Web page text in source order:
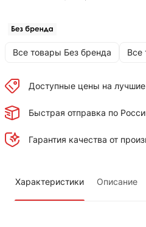
Все товары Без бренда Все
Доступные цены на
Быстрая отправка по
Гарантия качества от
Характеристики Описание